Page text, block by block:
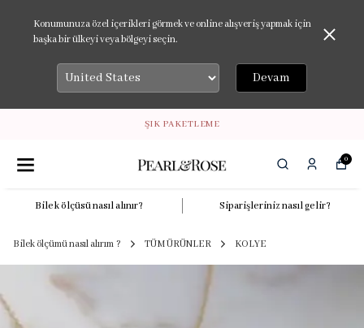
Konumunuza özel içerikleri görmek ve online alışveriş yapmak için
başka bir ülkeyi veya bölgeyi seçin.
Devam
ŞIK PAKETLEME
0
Bilek ölçüsü nasıl alınır? Siparişleriniz nasıl gelir?
Bilek ölçümü nasıl alırım ? TÜM ÜRÜNLER KOLYE